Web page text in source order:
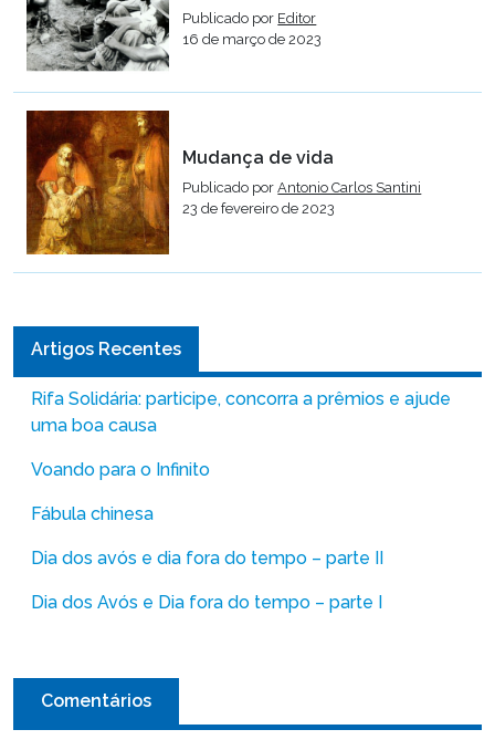
Publicado por Editor
16 de março de 2023
Mudança de vida
Publicado porAntonio Carlos Santini
23 de fevereiro de 2023
Artigos Recentes
Rifa Solidária: participe, concorra a prêmios e ajude
uma boa causa
Voando para o Infinito
Fábula chinesa
Dia dos avós e dia fora do tempo – parte II
Dia dos Avós e Dia fora do tempo – parte I
Comentários